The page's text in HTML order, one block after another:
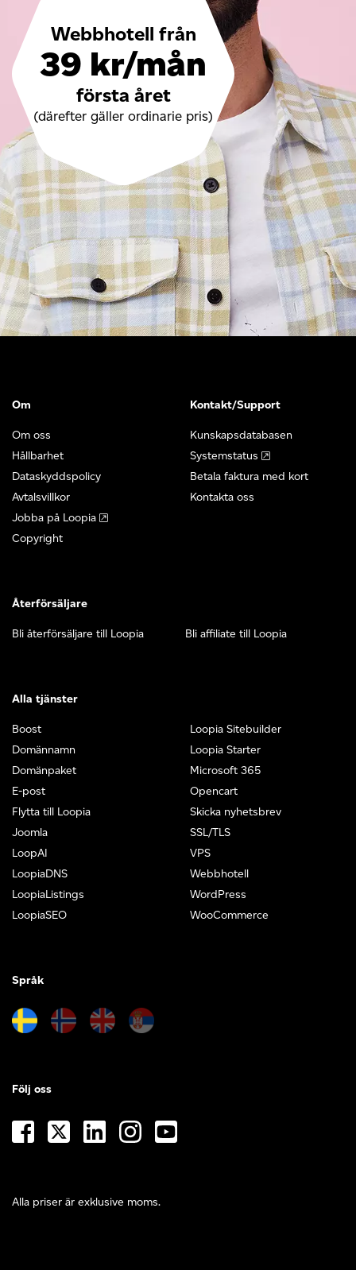
Webbhotell från
39 kr/mån
första året
(därefter gäller ordinarie pris)
Om
Om oss
Hållbarhet
Dataskyddspolicy
Avtalsvillkor
Jobba på Loopia
Copyright
Kontakt/Support
Kunskapsdatabasen
Systemstatus
Betala faktura med kort
Kontakta oss
Återförsäljare
Bli återförsäljare till Loopia Bli affiliate till Loopia
Alla tjänster
Boost
Domännamn
Domänpaket
E-post
Flytta till Loopia
Joomla
LoopAI
LoopiaDNS
LoopiaListings
LoopiaSEO
Loopia Sitebuilder
Loopia Starter
Microsoft 365
Opencart
Skicka nyhetsbrev
SSL/TLS
VPS
Webbhotell
WordPress
WooCommerce
Språk
Alla priser är exklusive moms.
Följ oss